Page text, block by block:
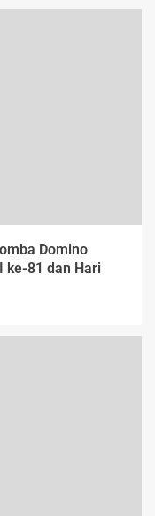
Domino
ke-81 dan Hari